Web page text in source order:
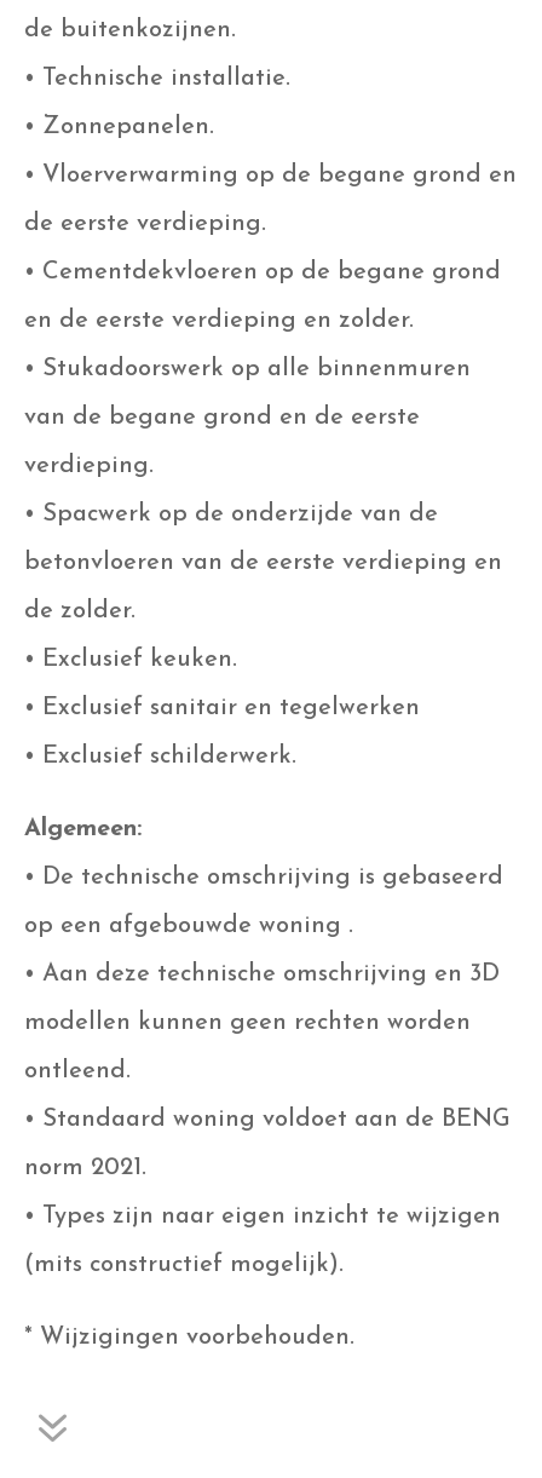
de buitenkozijnen.
• Technische installatie.
• Zonnepanelen.
• Vloerverwarming op de begane grond en
de eerste verdieping.
• Cementdekvloeren op de begane grond
en de eerste verdieping en zolder.
• Stukadoorswerk op alle binnenmuren
van de begane grond en de eerste
verdieping.
• Spacwerk op de onderzijde van de
betonvloeren van de eerste verdieping en
de zolder.
• Exclusief keuken.
• Exclusief sanitair en tegelwerken
• Exclusief schilderwerk.
Algemeen:
• De technische omschrijving is gebaseerd
op een afgebouwde woning .
• Aan deze technische omschrijving en 3D
modellen kunnen geen rechten worden
ontleend.
• Standaard woning voldoet aan de BENG
norm 2021.
• Types zijn naar eigen inzicht te wijzigen
(mits constructief mogelijk).
* Wijzigingen voorbehouden.
7